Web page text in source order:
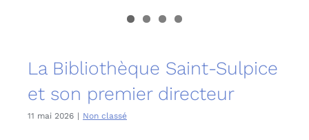
La Bibliothèque Saint-Sulpice
et son premier directeur
11 mai 2026 | Non classé